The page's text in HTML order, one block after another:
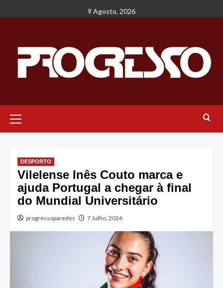
para
9 Agosto, 2026
principal
DESPORTO
Vilelense Inês Couto marca e
ajuda Portugal a chegar à final
do Mundial Universitário
progressoparedes 7 Julho, 2026